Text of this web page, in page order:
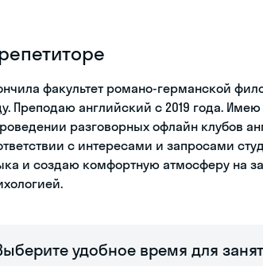
факультет романо-германской
Преподаю английский с 2019 года.
разговорных офлайн клубов
с интересами и запросами
и создаю комфортную атмосферу на
удобное время для